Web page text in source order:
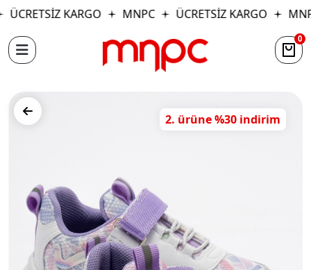
ÜCRETSİZ KARGO MNPC ÜCRETSİZ KARGO
0
2. ürüne %30 indirim